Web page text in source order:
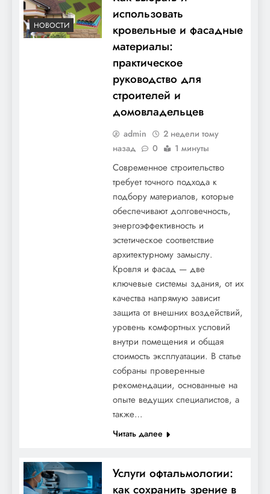
Экспертиза утепления: как понять,
насколько тепло ваше жильё и что
Оцинкованный ТБО контейнер с
крышкой: надежный помощник в
вопросах утилизации отходов
Новая жизнь вашей ванной: Как выбрать
идеальный стиль для капитального
НОВОСТИ
использовать
кровельные и фасадные
материалы:
практическое
руководство для
строителей и
домовладельцев
admin
2 недели тому
назад
0 1 минуты
Современное строительство
требует точного подхода к
подбору материалов, которые
обеспечивают долговечность,
энергоэффективность и
эстетическое соответствие
архитектурному замыслу.
Кровля и фасад — две
ключевые системы здания, от их
качества напрямую зависит
защита от внешних воздействий,
уровень комфортных условий
внутри помещения и общая
стоимость эксплуатации. В статье
собраны проверенные
рекомендации, основанные на
опыте ведущих специалистов, а
также…
Читать далее
Услуги офтальмологии:
как сохранить зрение в